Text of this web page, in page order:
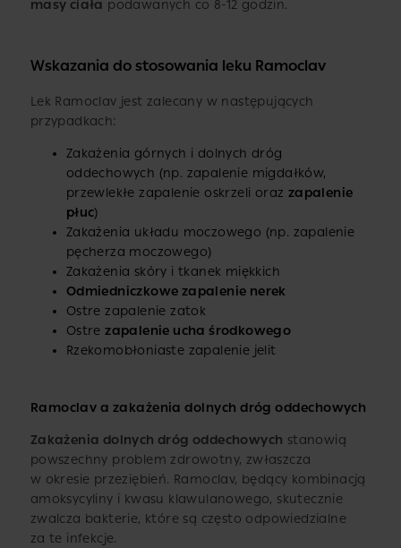
masy ciała podawanych co 8-12 godzin.
Wskazania do stosowania leku Ramoclav
Lek Ramoclav jest zalecany w następujących
przypadkach:
Zakażenia górnych i dolnych dróg
oddechowych (np. zapalenie migdałków,
przewlekłe zapalenie oskrzeli oraz zapalenie
płuc)
Zakażenia układu moczowego (np. zapalenie
pęcherza moczowego)
Zakażenia skóry i tkanek miękkich
Odmiedniczkowe zapalenie nerek
Ostre zapalenie zatok
Ostrezapalenie ucha środkowego
Rzekomobłoniaste zapalenie jelit
Ramoclav a zakażenia dolnych dróg oddechowych
Zakażenia dolnych dróg oddechowych stanowią
powszechny problem zdrowotny, zwłaszcza
w okresie przeziębień. Ramoclav, będący kombinacją
amoksycyliny i kwasu klawulanowego, skutecznie
zwalcza bakterie, które są często odpowiedzialne
za te infekcje.